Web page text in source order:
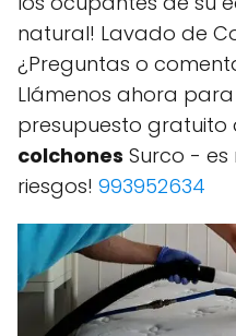
natural! Lavado de
¿Preguntas o
Llámenos ahora
presupuesto gratuito
colchones Surco - es
riesgos! 993952634